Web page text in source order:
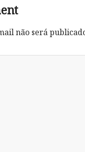
não será